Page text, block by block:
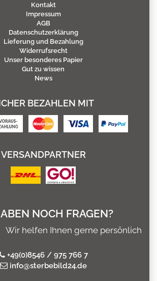
Kontakt
Impressum
AGB
Datenschutzerklärung
Lieferung und Bezahlung
Widerrufsrecht
Unser besonderes Papier
Gut zu wissen
News
BEZAHLEN MIT
VERSANDPARTNER
NOCH FRAGEN?
Wir helfen Ihnen gerne persönlich
+49(0)8546 / 975 766 7
info@sterbebild24.de